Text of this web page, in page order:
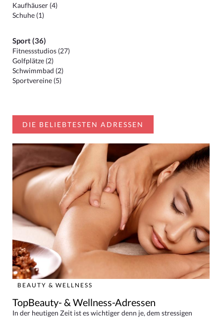
Kaufhäuser (4)
Schuhe (1)
Sport (36)
Fitnessstudios (27)
Golfplätze (2)
Schwimmbad (2)
Sportvereine (5)
DIE BELIEBTESTEN ADRESSEN
BEAUTY & WELLNESS
TopBeauty- & Wellness-Adressen
In der heutigen Zeit ist es wichtiger denn je, dem stressigen